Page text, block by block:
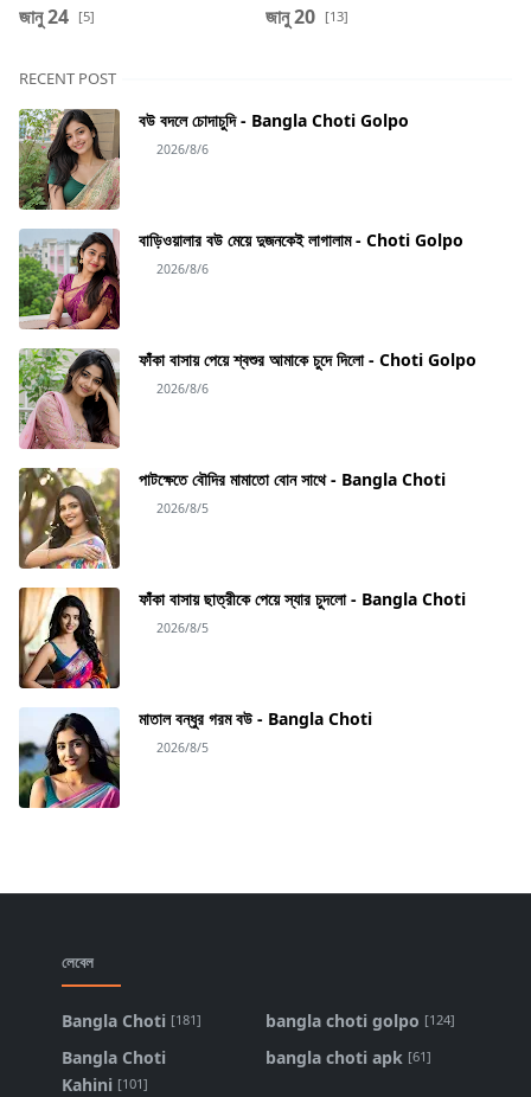
জানু 24 [5] জানু 20 [13]
RECENT POST
বউ বদলে চোদাচুদি - Bangla Choti Golpo
2026/8/6
বাড়িওয়ালার বউ মেয়ে দুজনকেই লাগালাম - Choti Golpo
2026/8/6
ফাঁকা বাসায় পেয়ে শ্বশুর আমাকে চুদে দিলো - Choti Golpo
2026/8/6
পাটক্ষেতে বৌদির মামাতো বোন সাথে - Bangla Choti
2026/8/5
ফাঁকা বাসায় ছাত্রীকে পেয়ে স্যার চুদলো - Bangla Choti
2026/8/5
মাতাল বন্ধুর গরম বউ - Bangla Choti
2026/8/5
লেবেল
Bangla Choti [181] bangla choti golpo [124]
Bangla Choti
Kahini [101]
bangla choti apk [61]